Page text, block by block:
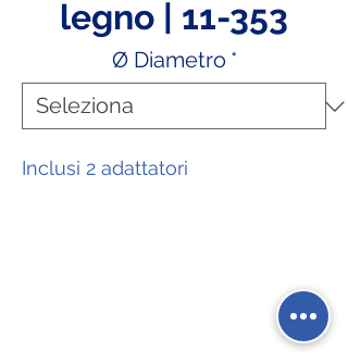
legno | 11-353
Ø Diametro *
Inclusi 2 adattatori